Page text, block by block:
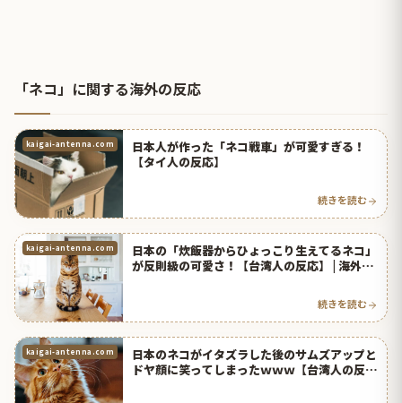
「ネコ」に関する海外の反応
kaigai-antenna.com
日本人が作った「ネコ戦車」が可愛すぎる！
【タイ人の反応】
続きを読む
kaigai-antenna.com
日本の「炊飯器からひょっこり生えてるネコ」
が反則級の可愛さ！【台湾人の反応】 | 海外の
続きを読む
kaigai-antenna.com
日本のネコがイタズラした後のサムズアップと
ドヤ顔に笑ってしまったｗｗｗ【台湾人の反